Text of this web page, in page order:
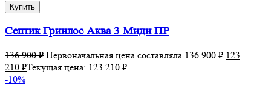
Купить
Септик Гринлос Аква 3 Миди ПР
136 900₽ Первоначальная цена составляла 136 900 ₽. 123
210 ₽Текущая цена: 123 210 ₽.
-10%